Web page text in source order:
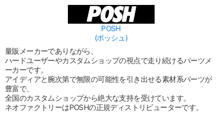
POSH
(ポッシュ)
量販メーカーでありながら、
ハードユーザーやカスタムショップの視点で走り続けるパーツメ
ーカーです。
アイディアと腕次第で無限の可能性を引き出せる素材系パーツが
豊富で、
全国のカスタムショップから絶大な支持を受けています。
ネオファクトリーはPOSHの正規ディストリビューターです。